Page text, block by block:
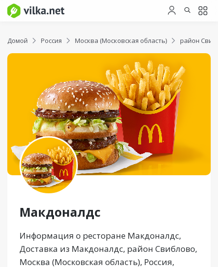
Домой Россия Москва (Московская область) район
Макдоналдс
Информация о ресторане Макдоналдс,
Доставка из Макдоналдс, район Свиблово,
Москва (Московская область), Россия,